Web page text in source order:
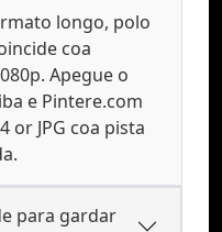
longo, polo
coa
Apegue o
e Pintere.com
or JPG coa pista
para gardar